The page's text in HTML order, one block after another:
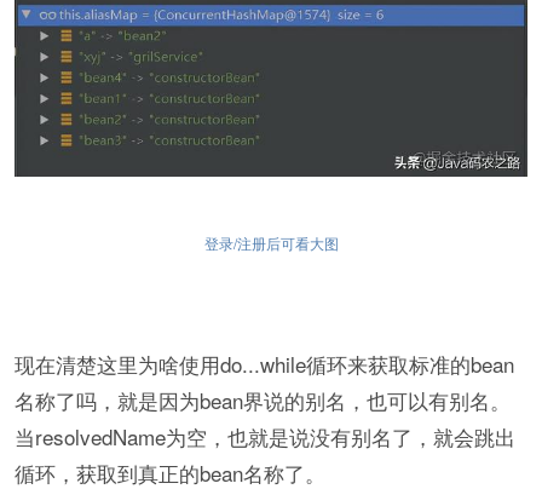
登录/注册后可看大图
现在清楚这里为啥使用do...while循环来获取标准的bean
名称了吗，就是因为bean界说的别名，也可以有别名。
当resolvedName为空，也就是说没有别名了，就会跳出
循环，获取到真正的bean名称了。